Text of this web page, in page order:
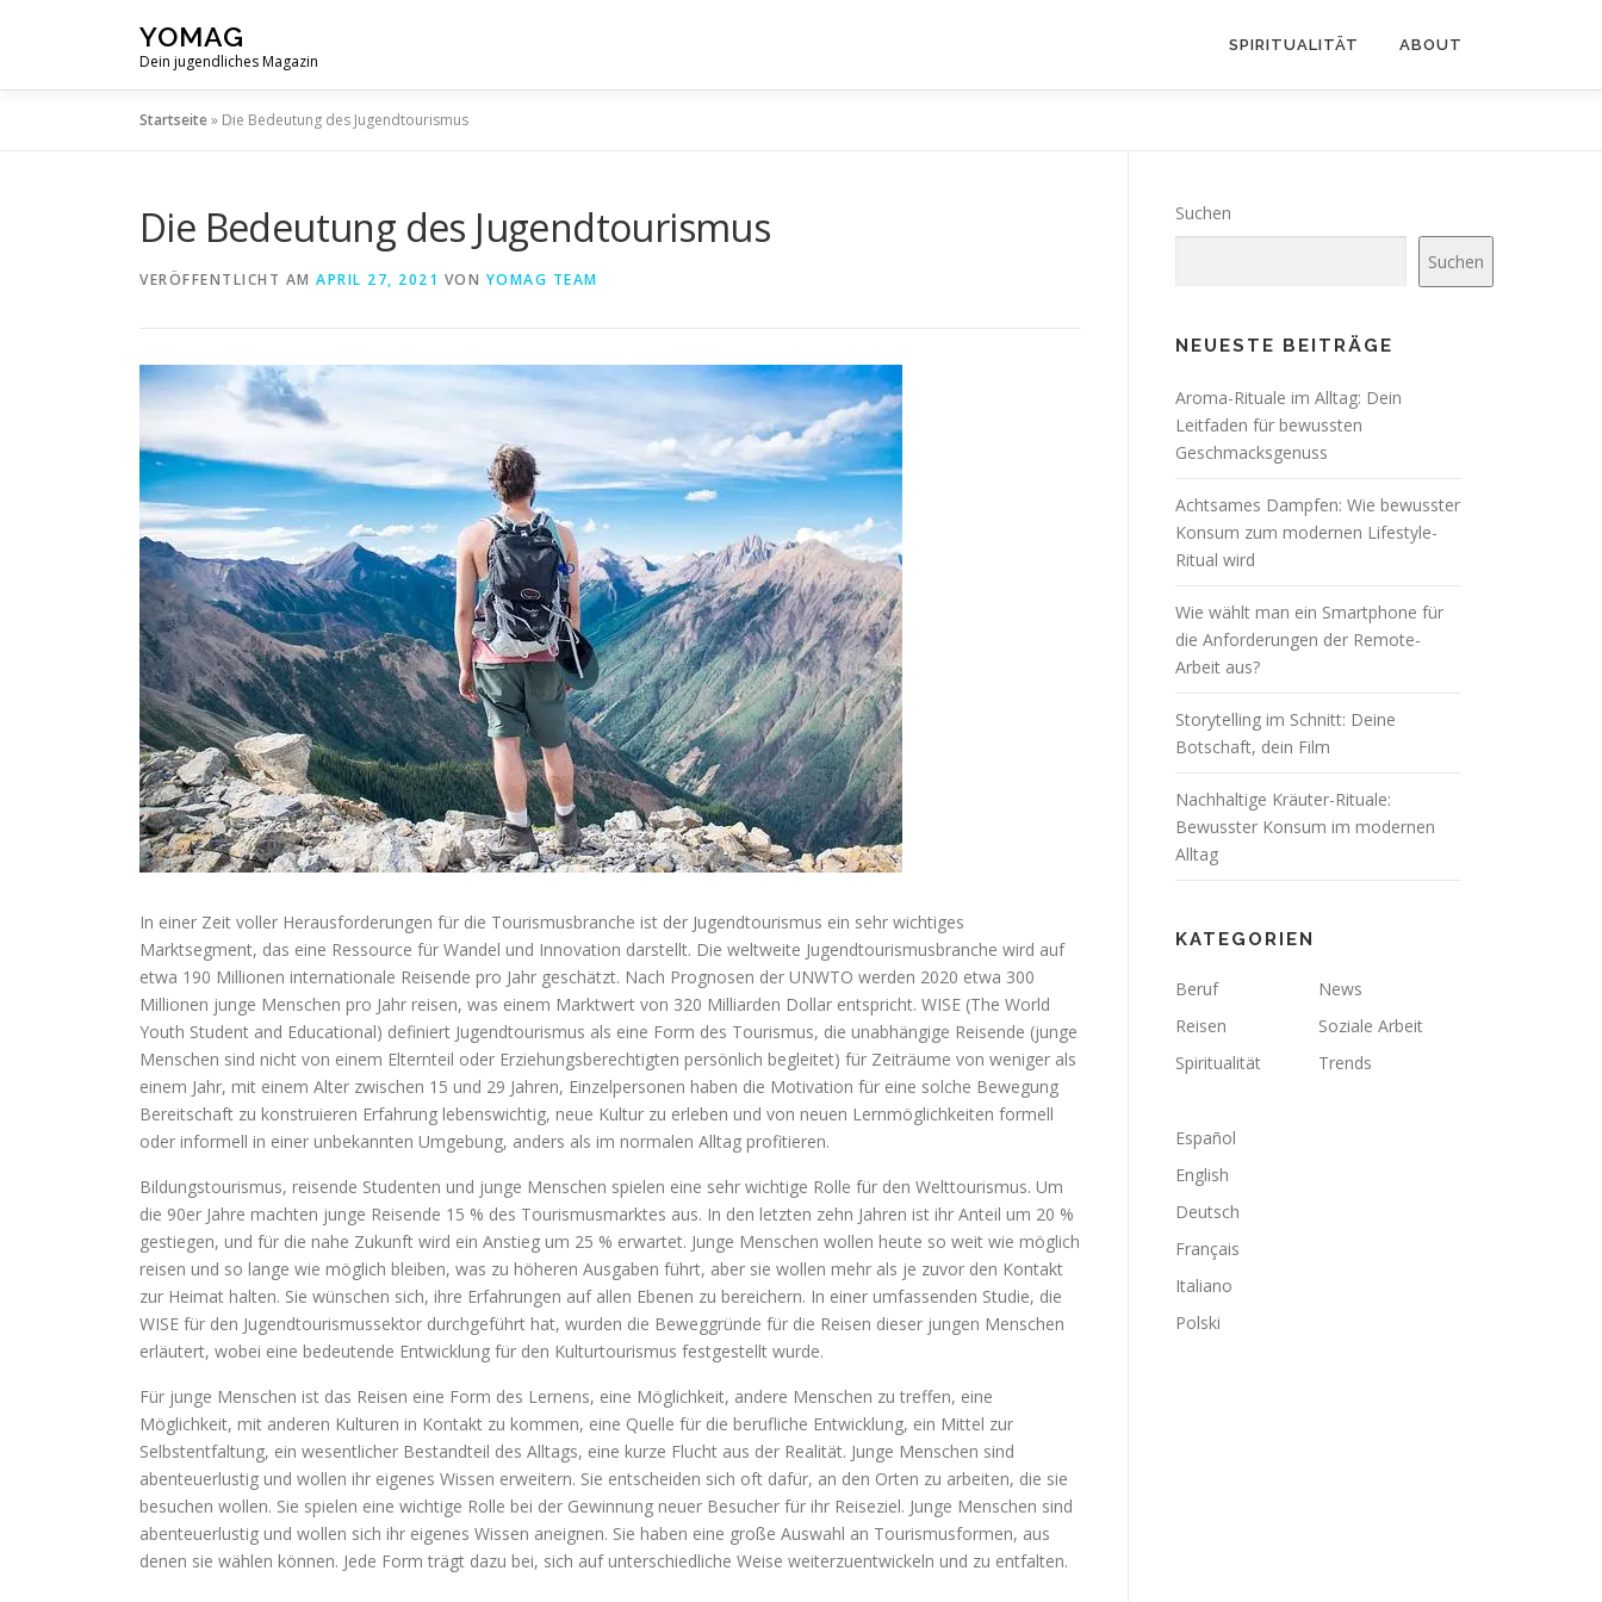
YOMAG
Dein jugendliches Magazin
SPIRITUALITÄT ABOUT
Startseite» Die Bedeutung des Jugendtourismus
Die Bedeutung des Jugendtourismus
VERÖFFENTLICHT AM APRIL 27, 2021 VON YOMAG TEAM
In einer Zeit voller Herausforderungen für die Tourismusbranche ist der Jugendtourismus ein sehr wichtiges
Marktsegment, das eine Ressource für Wandel und Innovation darstellt. Die weltweite Jugendtourismusbranche wird auf
etwa 190 Millionen internationale Reisende pro Jahr geschätzt. Nach Prognosen der UNWTO werden 2020 etwa 300
Millionen junge Menschen pro Jahr reisen, was einem Marktwert von 320 Milliarden Dollar entspricht. WISE (The World
Youth Student and Educational) definiert Jugendtourismus als eine Form des Tourismus, die unabhängige Reisende (junge
Menschen sind nicht von einem Elternteil oder Erziehungsberechtigten persönlich begleitet) für Zeiträume von weniger als
einem Jahr, mit einem Alter zwischen 15 und 29 Jahren, Einzelpersonen haben die Motivation für eine solche Bewegung
Bereitschaft zu konstruieren Erfahrung lebenswichtig, neue Kultur zu erleben und von neuen Lernmöglichkeiten formell
oder informell in einer unbekannten Umgebung, anders als im normalen Alltag profitieren.
Bildungstourismus, reisende Studenten und junge Menschen spielen eine sehr wichtige Rolle für den Welttourismus. Um
die 90er Jahre machten junge Reisende 15 % des Tourismusmarktes aus. In den letzten zehn Jahren ist ihr Anteil um 20 %
gestiegen, und für die nahe Zukunft wird ein Anstieg um 25 % erwartet. Junge Menschen wollen heute so weit wie möglich
reisen und so lange wie möglich bleiben, was zu höheren Ausgaben führt, aber sie wollen mehr als je zuvor den Kontakt
zur Heimat halten. Sie wünschen sich, ihre Erfahrungen auf allen Ebenen zu bereichern. In einer umfassenden Studie, die
WISE für den Jugendtourismussektor durchgeführt hat, wurden die Beweggründe für die Reisen dieser jungen Menschen
erläutert, wobei eine bedeutende Entwicklung für den Kulturtourismus festgestellt wurde.
Für junge Menschen ist das Reisen eine Form des Lernens, eine Möglichkeit, andere Menschen zu treffen, eine
Möglichkeit, mit anderen Kulturen in Kontakt zu kommen, eine Quelle für die berufliche Entwicklung, ein Mittel zur
Selbstentfaltung, ein wesentlicher Bestandteil des Alltags, eine kurze Flucht aus der Realität. Junge Menschen sind
abenteuerlustig und wollen ihr eigenes Wissen erweitern. Sie entscheiden sich oft dafür, an den Orten zu arbeiten, die sie
besuchen wollen. Sie spielen eine wichtige Rolle bei der Gewinnung neuer Besucher für ihr Reiseziel. Junge Menschen sind
abenteuerlustig und wollen sich ihr eigenes Wissen aneignen. Sie haben eine große Auswahl an Tourismusformen, aus
denen sie wählen können. Jede Form trägt dazu bei, sich auf unterschiedliche Weise weiterzuentwickeln und zu entfalten.
Suchen
Suchen
NEUESTE BEITRÄGE
Aroma-Rituale im Alltag: Dein
Leitfaden für bewussten
Geschmacksgenuss
Achtsames Dampfen: Wie bewusster
Konsum zum modernen Lifestyle-
Ritual wird
Wie wählt man ein Smartphone für
die Anforderungen der Remote-
Arbeit aus?
Storytelling im Schnitt: Deine
Botschaft, dein Film
Nachhaltige Kräuter-Rituale:
Bewusster Konsum im modernen
Alltag
KATEGORIEN
Beruf
News
Reisen
Soziale Arbeit
Spiritualität
Trends
Español
English
Deutsch
Français
Italiano
Polski